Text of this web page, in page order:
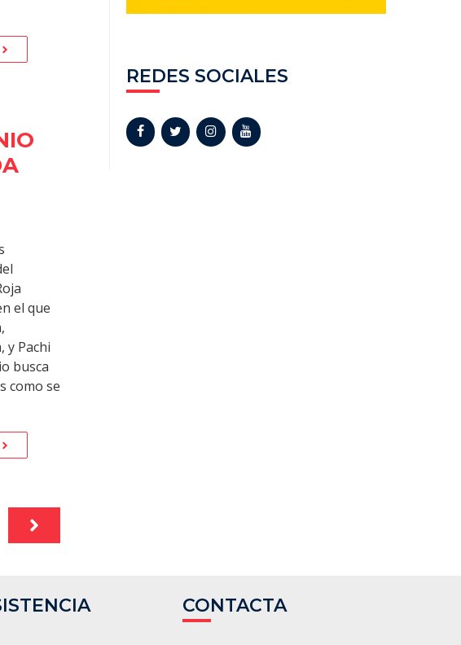
el que
y Pachi
busca
como se
REDES SOCIALES
CONTACTA